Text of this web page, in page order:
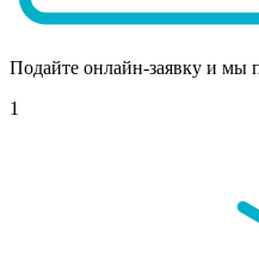
Подайте онлайн-заявку и мы
1